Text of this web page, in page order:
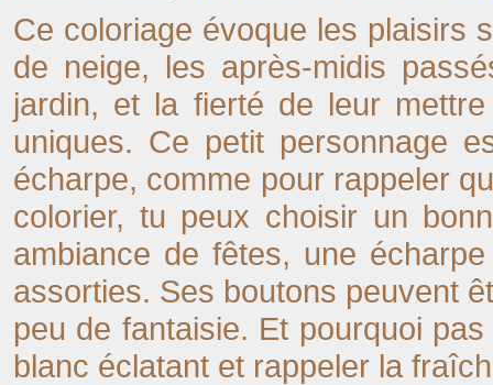
Ce coloriage évoque les plaisirs
de neige, les après-midis
jardin, et la fierté de leur
uniques. Ce petit personnage
écharpe, comme pour rappeler
colorier, tu peux choisir un
ambiance de fêtes, une
assorties. Ses boutons peuvent
peu de fantaisie. Et pourquoi
blanc éclatant et rappeler la